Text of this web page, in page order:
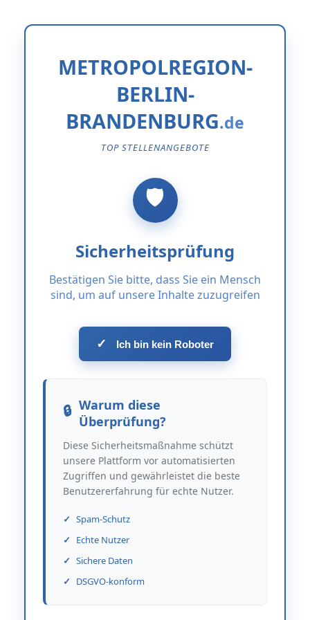
METROPOLREGION-
BERLIN-
BRANDENBURG
TOP STELLENANGEBOTE
Sicherheitsprüfung
Bestätigen Sie bitte, dass Sie ein Mensch
sind, um auf unsere Inhalte zuzugreifen
✓ Ich bin kein Roboter
Warum diese
Überprüfung?
Diese Sicherheitsmaßnahme schützt
unsere Plattform vor automatisierten
Zugriffen und gewährleistet die beste
Benutzererfahrung für echte Nutzer.
Spam-Schutz
Echte Nutzer
Sichere Daten
DSGVO-konform